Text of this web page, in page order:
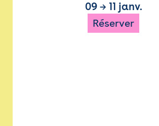
09→ 11 janv.
Réserver